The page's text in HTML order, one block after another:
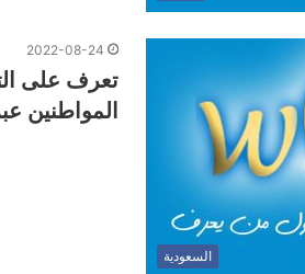
السعودية
2022-08-24
تعرف على
المواطنين